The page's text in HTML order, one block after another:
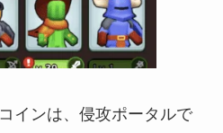
インは、侵攻ポータルで